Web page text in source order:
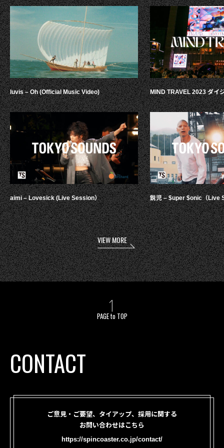
luvis – Oh (Official Music Video)
aimi – Lovesick (Live Session）
MIND TRAVEL 2023 ダイ
鋭児 – $uper $onic（Live
VIEW MORE
PAGE to TOP
CONTACT
ご意見・ご要望、タイアップ、採用に関する
お問い合わせはこちら
https://spincoaster.co.jp/contact/